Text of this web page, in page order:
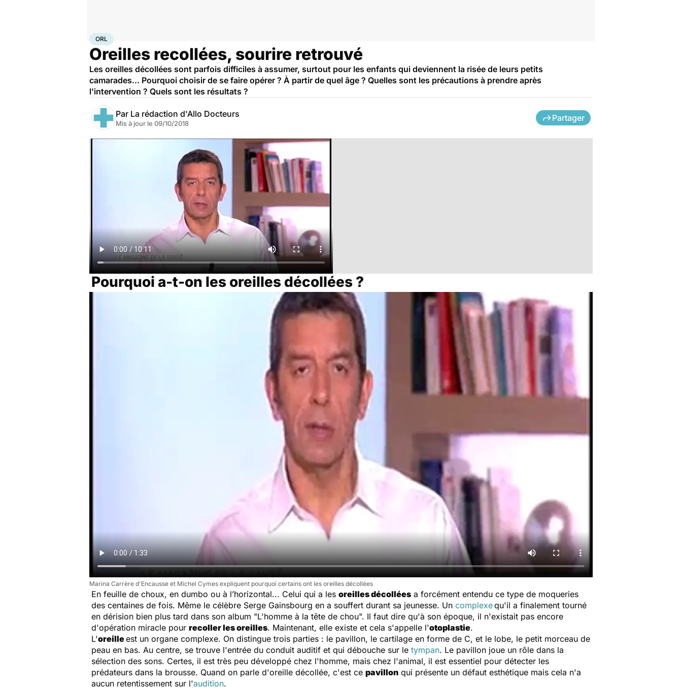
Accueil Santé
ORL
Oreilles recollées, sourire retrouvé
Les oreilles décollées sont parfois difficiles à assumer, surtout pour les enfants qui deviennent la risée de leurs petits
camarades... Pourquoi choisir de se faire opérer ? À partir de quel âge ? Quelles sont les précautions à prendre après
l'intervention ? Quels sont les résultats ?
Par La rédaction d'Allo Docteurs
Mis à jour le 09/10/2018
Partager
Pourquoi a-t-on les oreilles décollées ?
Marina Carrère d'Encausse et Michel Cymes expliquent pourquoi certains ont les oreilles décollées
En feuille de choux, en dumbo ou à l’horizontal... Celui qui a les oreilles décollées a forcément entendu ce type de moqueries
des centaines de fois. Même le célèbre Serge Gainsbourg en a souffert durant sa jeunesse. Un complexequ'il a finalement tourné
en dérision bien plus tard dans son album "L'homme à la tête de chou". Il faut dire qu'à son époque, il n'existait pas encore
d'opération miracle pour recoller les oreilles. Maintenant, elle existe et cela s'appelle l'otoplastie.
L'oreilleest un organe complexe. On distingue trois parties : le pavillon, le cartilage en forme de C, et le lobe, le petit morceau de
peau en bas. Au centre, se trouve l'entrée du conduit auditif et qui débouche sur le tympan. Le pavillon joue un rôle dans la
sélection des sons. Certes, il est très peu développé chez l'homme, mais chez l'animal, il est essentiel pour détecter les
prédateurs dans la brousse. Quand on parle d'oreille décollée, c'est ce pavillon qui présente un défaut esthétique mais cela n'a
aucun retentissement sur l'audition.